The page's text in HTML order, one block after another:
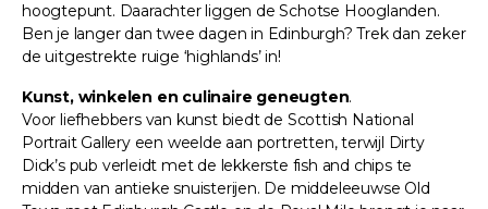
hoogtepunt. Daarachter liggen de Schotse Hooglanden.
Ben je langer dan twee dagen in Edinburgh? Trek dan zeker
de uitgestrekte ruige ‘highlands’ in!
Kunst, winkelen en culinaire geneugten.
Voor liefhebbers van kunst biedt de Scottish National
Portrait Gallery een weelde aan portretten, terwijl Dirty
Dick’s pub verleidt met de lekkerste fish and chips te
midden van antieke snuisterijen. De middeleeuwse Old